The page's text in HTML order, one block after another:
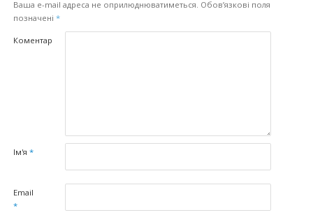
Ваша e-mail адреса не оприлюднюватиметься. Обов’язкові поля
позначені *
Коментар
Ім'я *
Email
*